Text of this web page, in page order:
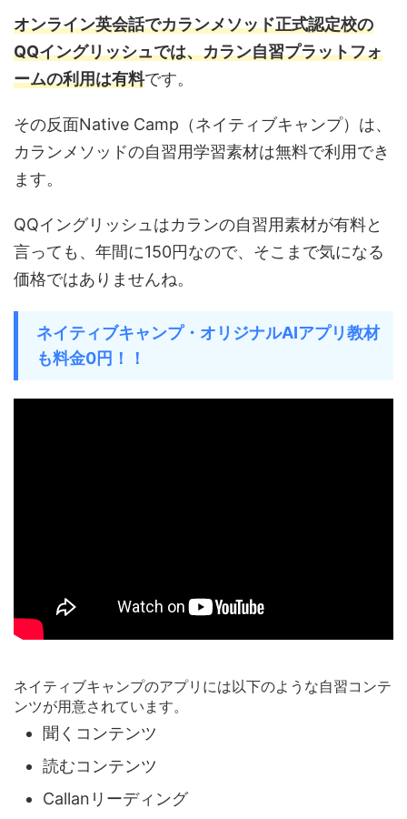
オンライン英会話でカランメソッド正式認定校の
QQイングリッシュでは、カラン自習プラットフォ
ームの利用は有料です。
その反面Native Camp（ネイティブキャンプ）は、
カランメソッドの自習用学習素材は無料で利用でき
ます。
QQイングリッシュはカランの自習用素材が有料と
言っても、年間に150円なので、そこまで気になる
価格ではありませんね。
ネイティブキャンプ・オリジナルAIアプリ教材
も料金0円！！
ネイティブキャンプのアプリには以下のような自習コンテ
ンツが用意されています。
聞くコンテンツ
読むコンテンツ
Callanリーディング